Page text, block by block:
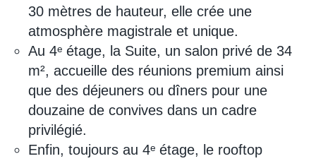
30 mètres de hauteur, elle crée une
atmosphère magistrale et unique.
Au 4ᵉ étage, la Suite, un salon privé de 34
m², accueille des réunions premium ainsi
que des déjeuners ou dîners pour une
douzaine de convives dans un cadre
privilégié.
Enfin, toujours au 4ᵉ étage, le rooftop